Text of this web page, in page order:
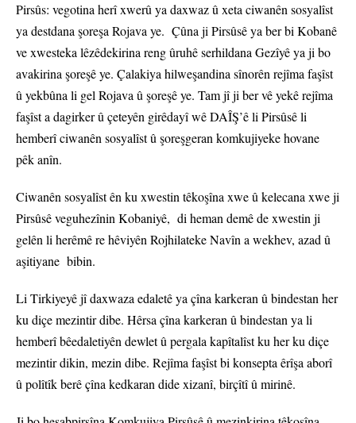
Pirsûs: vegotina herî xwerû ya daxwaz û xeta ciwanên sosyalîst
ya destdana şoreşa Rojava ye. Çûna ji Pirsûsê ya ber bi Kobanê
ve xwesteka lêzêdekirina reng ûruhê serhildana Gezîyê ya ji bo
avakirina şoreşê ye. Çalakiya hilweşandina sînorên rejîma faşîst
û yekbûna li gel Rojava û şoreşê ye. Tam jî ji ber vê yekê rejîma
faşîst a dagirker û çeteyên girêdayî wê DAÎŞ’ê li Pirsûsê li
hemberî ciwanên sosyalîst û şoreşgeran komkujiyeke hovane
pêk anîn.
Ciwanên sosyalîst ên ku xwestin têkoşîna xwe û kelecana xwe ji
Pirsûsê veguhezînin Kobaniyê, di heman demê de xwestin ji
gelên li herêmê re hêviyên Rojhilateke Navîn a wekhev, azad û
aşitiyane bibin.
Li Tirkiyeyê jî daxwaza edaletê ya çîna karkeran û bindestan her
ku diçe mezintir dibe. Hêrsa çîna karkeran û bindestan ya li
hemberî bêedaletiyên dewlet û pergala kapîtalîst ku her ku diçe
mezintir dikin, mezin dibe. Rejîma faşîst bi konsepta êrîşa aborî
û polîtîk berê çîna kedkaran dide xizanî, birçîtî û mirinê.